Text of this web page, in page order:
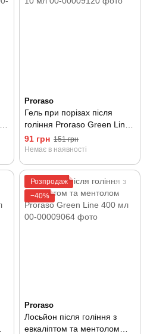
Proraso
Гель при порізах після
гоління Proraso Green Line
10 мл
91 грн 151 грн
Немає в наявності
Розпродаж
−40%
Proraso
Лосьйон після гоління з
евкаліптом та ментолом